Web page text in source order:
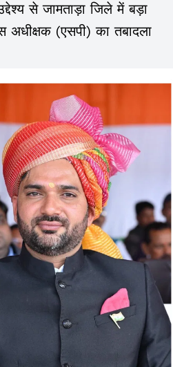
से जामताड़ा जिले में बड़ा
(एसपी) का तबादला